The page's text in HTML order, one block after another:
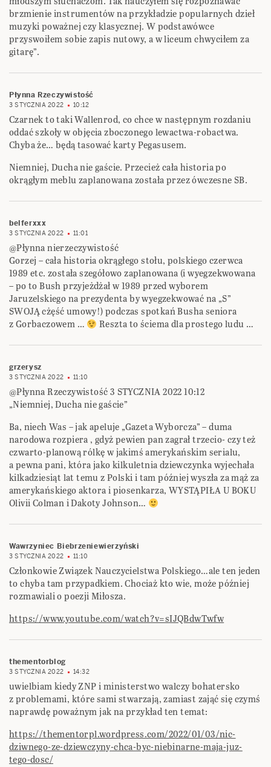
brzmienie instrumentów na przykładzie popularnych dzieł
muzyki poważnej czy klasycznej. W podstawówce
przyswoiłem sobie zapis nutowy, a w liceum chwyciłem za
gitarę”.
Płynna Rzeczywistość
3 STYCZNIA 2022 10:12
Czarnek to taki Wallenrod, co chce w następnym rozdaniu
oddać szkoły w objęcia zboczonego lewactwa-robactwa.
Chyba że… będą tasować karty Pegasusem.
Niemniej, Ducha nie gaście. Przecież cała historia po
okrągłym meblu zaplanowana została przez ówczesne SB.
belferxxx
3 STYCZNIA 2022 11:01
@Płynna nierzeczywistość
Gorzej – cała historia okrągłego stołu, polskiego czerwca
1989 etc. została szegółowo zaplanowana (i wyegzekwowana
– po to Bush przyjeżdżał w 1989 przed wyborem
Jaruzelskiego na prezydenta by wyegzekwować na „S”
SWOJĄ cżęść umowy!) podczas spotkań Busha seniora
z Gorbaczowem …
Reszta to ściema dla prostego ludu …
grzerysz
3 STYCZNIA 2022 11:10
@Płynna Rzeczywistość 3 STYCZNIA 2022 10:12
„Niemniej, Ducha nie gaście”
Ba, niech Was – jak apeluje „Gazeta Wyborcza” – duma
narodowa rozpiera , gdyż pewien pan zagrał trzecio- czy też
czwarto-planową rólkę w jakimś amerykańskim serialu,
a pewna pani, która jako kilkuletnia dziewczynka wyjechała
kilkadziesiąt lat temu z Polski i tam później wyszła za mąż za
amerykańskiego aktora i piosenkarza, WYSTĄPIŁA U BOKU
Olivii Colman i Dakoty Johnson…
Wawrzyniec Biebrzeniewierzyński
3 STYCZNIA 2022 11:10
Członkowie Związek Nauczycielstwa Polskiego…ale ten jeden
to chyba tam przypadkiem. Chociaż kto wie, może później
rozmawiali o poezji Miłosza.
https://www.youtube.com/watch?v=sIJQBdwTwfw
thementorblog
3 STYCZNIA 2022 14:32
uwielbiam kiedy ZNP i ministerstwo walczy bohatersko
z problemami, które sami stwarzają, zamiast zająć się czymś
naprawdę poważnym jak na przykład ten temat:
https://thementorpl.wordpress.com/2022/01/03/nic-
dziwnego-ze-dziewczyny-chca-byc-niebinarne-maja-juz-
tego-dosc/